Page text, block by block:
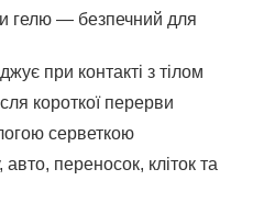
гелю — безпечний для
при контакті з тілом
короткої перерви
серветкою
переносок, кліток та